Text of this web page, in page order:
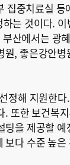
집중치료실
는 것이다.
산에서는 광
, 좋은강안
정해 지원한
또한 보건복
을 제공할
다 수준 높